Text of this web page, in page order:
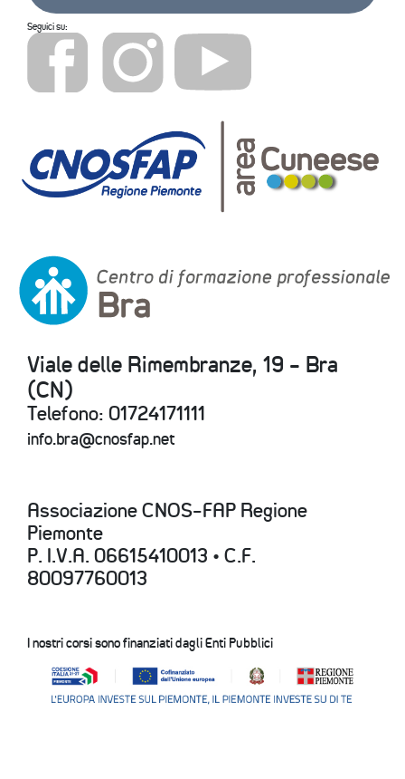
Seguici su:
Viale delle Rimembranze, 19 - Bra
(CN)
Telefono: 01724171111
info.bra@cnosfap.net
Associazione CNOS-FAP Regione
Piemonte
P. I.V.A. 06615410013 • C.F.
80097760013
I nostri corsi sono finanziati dagli Enti Pubblici